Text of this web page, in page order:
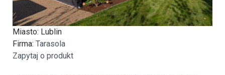
Miasto: Lublin
Firma: Tarasola
Zapytaj o produkt